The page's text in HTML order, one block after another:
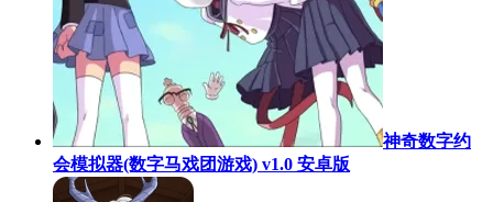
神奇数字约
会模拟器(数字马戏团游戏) v1.0 安卓版